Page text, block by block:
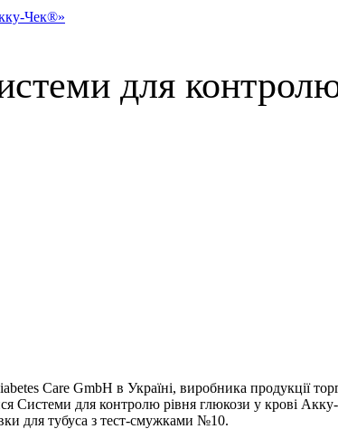
Чек®»
для
Care GmbH в Україні, виробника продукції
Системи для контролю рівня глюкози у крові
для тубуса з тест-смужками №10.